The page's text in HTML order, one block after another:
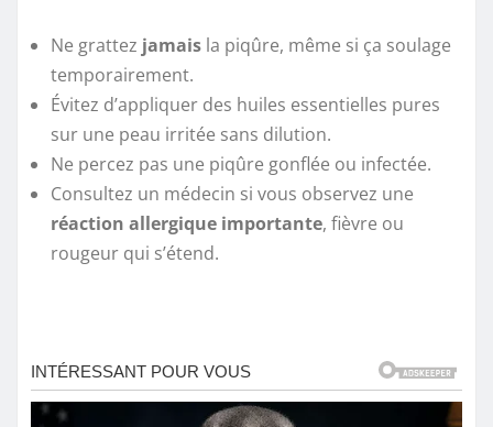
Ne grattez jamais la piqûre, même si ça soulage
temporairement.
Évitez d’appliquer des huiles essentielles pures
sur une peau irritée sans dilution.
Ne percez pas une piqûre gonflée ou infectée.
Consultez un médecin si vous observez une
réaction allergique importante, fièvre ou
rougeur qui s’étend.